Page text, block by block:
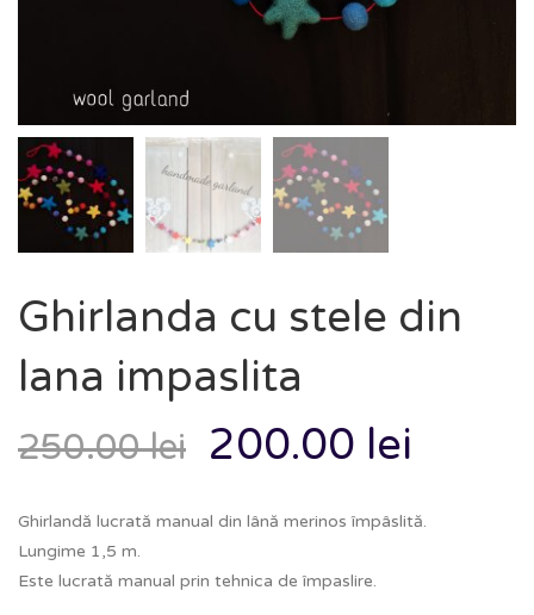
Ghirlanda cu stele din
lana impaslita
250.00lei 200.00 lei
Ghirlandă lucrată manual din lână merinos împâslită.
Lungime 1,5 m.
Este lucrată manual prin tehnica de împaslire.